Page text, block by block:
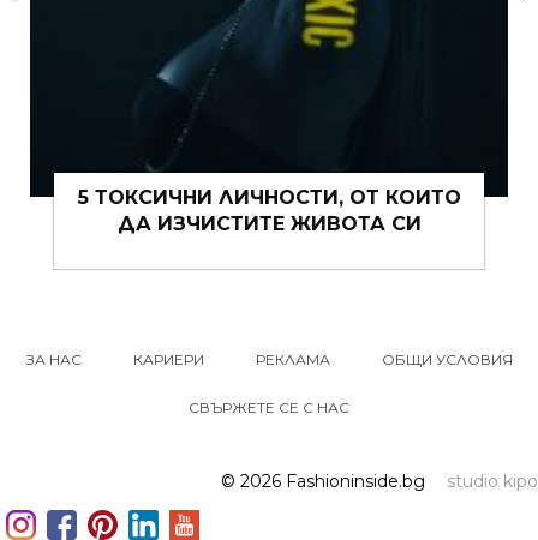
5 ТОКСИЧНИ ЛИЧНОСТИ, ОТ КОИТО
ДА ИЗЧИСТИТЕ ЖИВОТА СИ
ЗА НАС КАРИЕРИ РЕКЛАМА ОБЩИ УСЛОВИЯ
СВЪРЖЕТЕ СЕ С НАС
studio kipo
© 2026 Fashioninside.bg